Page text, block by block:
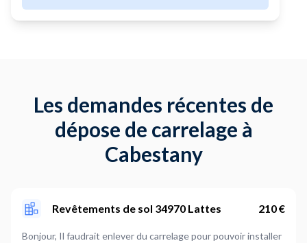
Les demandes récentes de
dépose de carrelage à
Cabestany
Revêtements de sol 34970 Lattes 210 €
Bonjour, Il faudrait enlever du carrelage pour pouvoir installer